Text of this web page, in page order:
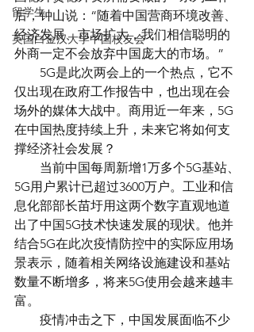
留学生
英国白金汉大学中国校友会
后，钟山说：“随着中国营商环境改善、
经济发展、市场扩大，我们相信聪明的
外商一定不会放弃中国庞大的市场。”
5G是此次两会上的一个热点，它不
仅出现在政府工作报告中，也出现在会
场外的媒体大战中。商用近一年来，5G
在中国热度持续上升，未来它将如何支
撑经济社会发展？
当前中国每周新增1万多个5G基站、
5G用户累计已超过3600万户。工业和信
息化部部长苗圩用这两个数字直观地道
出了中国5G技术快速发展的现状。他并
结合5G在此次疫情防控中的实际应用场
景表示，随着相关网络设施建设和基站
数量不断增多，将来5G使用会越来越丰
富。
疫情冲击之下，中国发展面临不少